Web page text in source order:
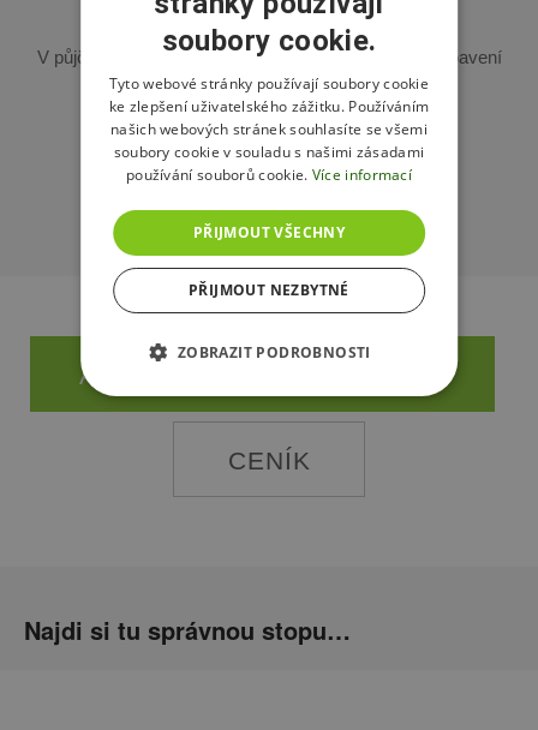
V půjčovně si můžete zapůjčit kompletní běžecké vybavení
včetně běžeckých bot.
+420 733 118 582
pujcovna@dolnimorava.cz
AKTUÁLNÍ PROVOZNÍ DOBA
CENÍK
Najdi si tu správnou stopu…
ENGLISH
POLISH
soubory cookie.
Tyto webové stránky používají soubory cookie
ke zlepšení uživatelského zážitku. Používáním
našich webových stránek souhlasíte se všemi
soubory cookie v souladu s našimi zásadami
používání souborů cookie. Více informací
PŘIJMOUT VŠECHNY
PŘIJMOUT NEZBYTNÉ
ZOBRAZIT PODROBNOSTI